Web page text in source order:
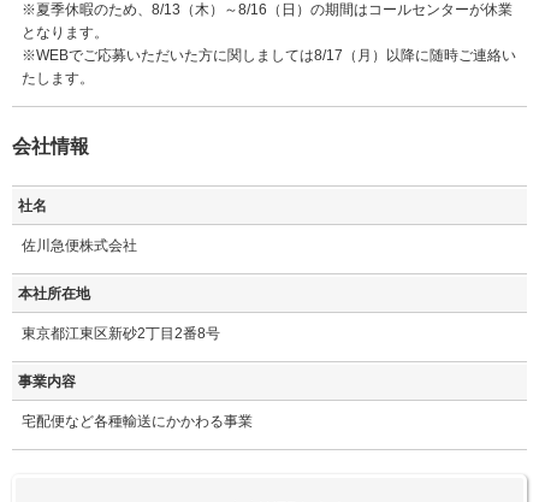
※夏季休暇のため、8/13（木）～8/16（日）の期間はコールセンターが休業
となります。
※WEBでご応募いただいた方に関しましては8/17（月）以降に随時ご連絡い
たします。
会社情報
社名
佐川急便株式会社
本社所在地
東京都江東区新砂2丁目2番8号
事業内容
宅配便など各種輸送にかかわる事業